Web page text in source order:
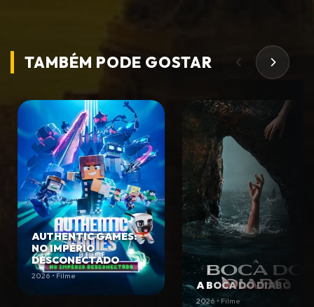
TAMBÉM PODE GOSTAR
AUTHENTIC GAMES:
NO IMPÉRIO
DESCONECTADO
2026 • Filme
A BOCA DO DIABO
2026 • Filme